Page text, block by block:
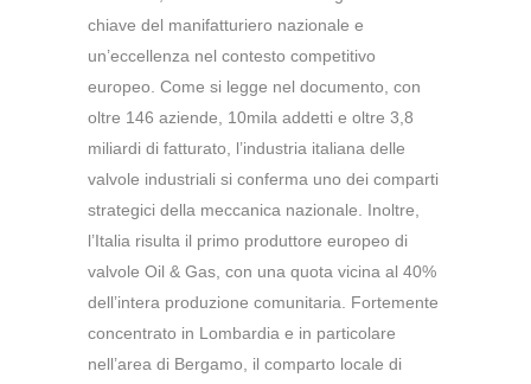
chiave del manifatturiero nazionale e
un’eccellenza nel contesto competitivo
europeo. Come si legge nel documento, con
oltre 146 aziende, 10mila addetti e oltre 3,8
miliardi di fatturato, l’industria italiana delle
valvole industriali si conferma uno dei comparti
strategici della meccanica nazionale. Inoltre,
l’Italia risulta il primo produttore europeo di
valvole Oil & Gas, con una quota vicina al 40%
dell’intera produzione comunitaria. Fortemente
concentrato in Lombardia e in particolare
nell’area di Bergamo, il comparto locale di